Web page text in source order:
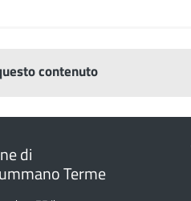
contenuto
di
Terme